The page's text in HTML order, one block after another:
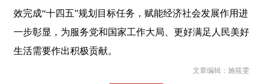
效完成“十四五”规划目标任务，赋能经济社会发展作用进
一步彰显，为服务党和国家工作大局、更好满足人民美好
生活需要作出积极贡献。
文章编辑：施筱雯